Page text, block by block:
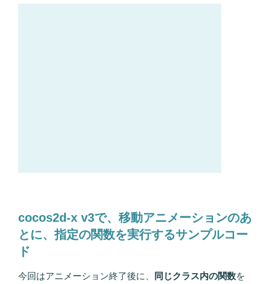
cocos2d-x v3で、移動アニメーションのあ
とに、指定の関数を実行するサンプルコー
ド
今回はアニメーション終了後に、 同じクラス内の関数を